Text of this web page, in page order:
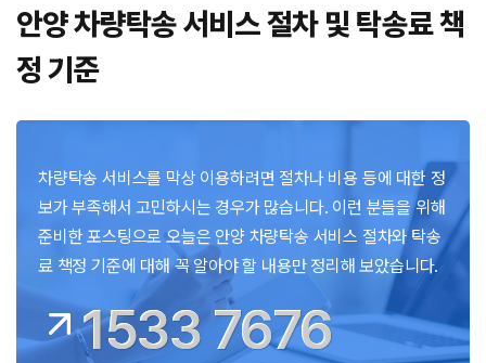
안양 차량탁송 서비스 절차 및 탁송료 책
정 기준
차량탁송 서비스를 막상 이용하려면 절차나 비용 등에 대한 정
보가 부족해서 고민하시는 경우가 많습니다. 이런 분들을 위해
준비한 포스팅으로 오늘은 안양 차량탁송 서비스 절차와 탁송
료 책정 기준에 대해 꼭 알아야 할 내용만 정리해 보았습니다.
1533 7676